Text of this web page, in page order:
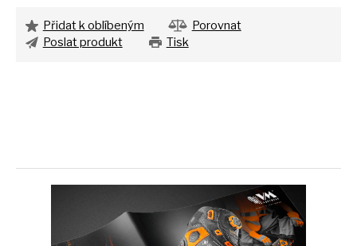
Přidat k oblíbeným
Porovnat
Poslat produkt
Tisk